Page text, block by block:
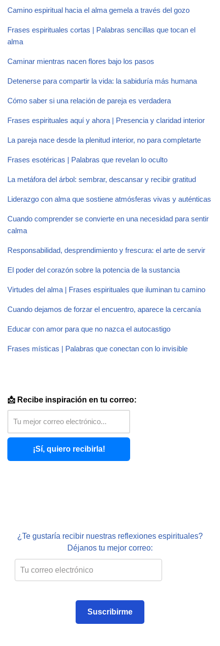
Camino espiritual hacia el alma gemela a través del gozo
Frases espirituales cortas | Palabras sencillas que tocan el
alma
Caminar mientras nacen flores bajo los pasos
Detenerse para compartir la vida: la sabiduría más humana
Cómo saber si una relación de pareja es verdadera
Frases espirituales aquí y ahora | Presencia y claridad interior
La pareja nace desde la plenitud interior, no para completarte
Frases esotéricas | Palabras que revelan lo oculto
La metáfora del árbol: sembrar, descansar y recibir gratitud
Liderazgo con alma que sostiene atmósferas vivas y auténticas
Cuando comprender se convierte en una necesidad para sentir
calma
Responsabilidad, desprendimiento y frescura: el arte de servir
El poder del corazón sobre la potencia de la sustancia
Virtudes del alma | Frases espirituales que iluminan tu camino
Cuando dejamos de forzar el encuentro, aparece la cercanía
Educar con amor para que no nazca el autocastigo
Frases místicas | Palabras que conectan con lo invisible
📩 Recibe inspiración en tu correo:
¡Sí, quiero recibirla!
¿Te gustaría recibir nuestras reflexiones espirituales?
Déjanos tu mejor correo:
Suscribirme